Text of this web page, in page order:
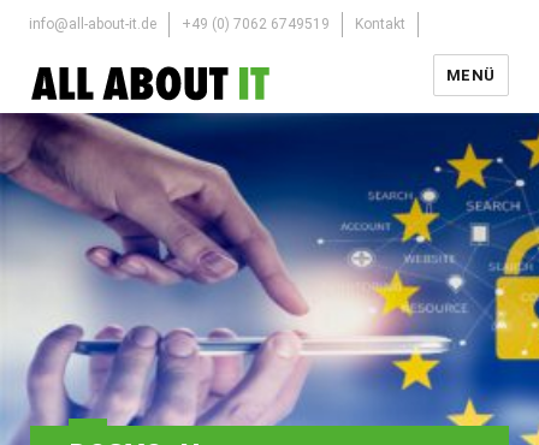
info@all-about-it.de +49 (0) 7062 6749519 Kontakt
MENÜ